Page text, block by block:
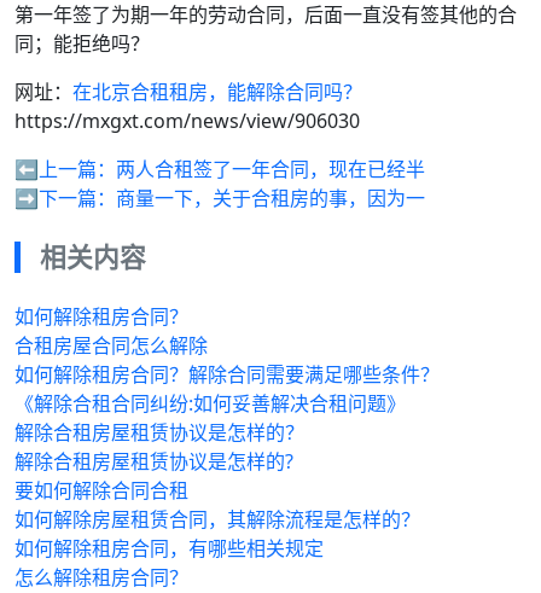
第一年签了为期一年的劳动合同，后面一直没有签其他的合
同；能拒绝吗？
网址： 在北京合租租房，能解除合同吗？
https://mxgxt.com/news/view/906030
⬅️上一篇： 两人合租签了一年合同，现在已经半
➡️下一篇： 商量一下，关于合租房的事，因为一
相关内容
如何解除租房合同？
合租房屋合同怎么解除
如何解除租房合同？解除合同需要满足哪些条件？
《解除合租合同纠纷:如何妥善解决合租问题》
解除合租房屋租赁协议是怎样的？
解除合租房屋租赁协议是怎样的?
要如何解除合同合租
如何解除房屋租赁合同，其解除流程是怎样的？
如何解除租房合同，有哪些相关规定
怎么解除租房合同？